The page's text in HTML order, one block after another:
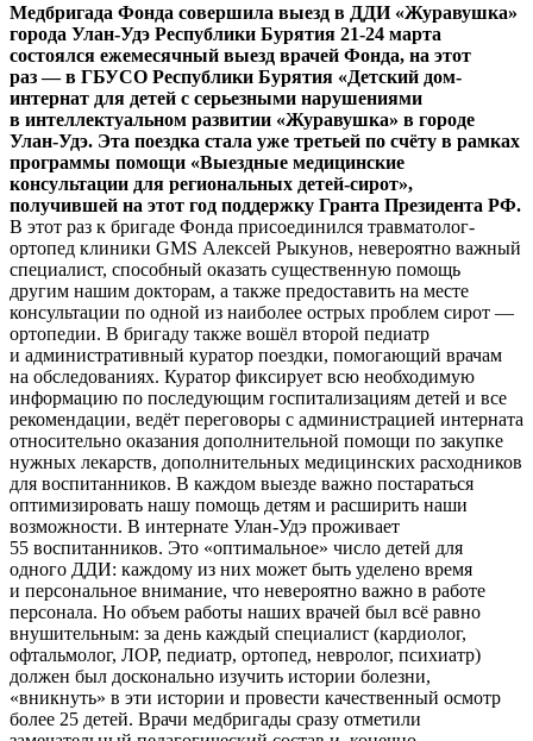
Медбригада Фонда совершила выезд в ДДИ «Журавушка»
города Улан-Удэ Республики Бурятия 21-24 марта
состоялся ежемесячный выезд врачей Фонда, на этот
раз — в ГБУСО Республики Бурятия «Детский дом-
интернат для детей с серьезными нарушениями
в интеллектуальном развитии «Журавушка» в городе
Улан-Удэ. Эта поездка стала уже третьей по счёту в рамках
программы помощи «Выездные медицинские
консультации для региональных детей-сирот»,
получившей на этот год поддержку Гранта Президента РФ.
В этот раз к бригаде Фонда присоединился травматолог-
ортопед клиники GMS Алексей Рыкунов, невероятно важный
специалист, способный оказать существенную помощь
другим нашим докторам, а также предоставить на месте
консультации по одной из наиболее острых проблем сирот —
ортопедии. В бригаду также вошёл второй педиатр
и административный куратор поездки, помогающий врачам
на обследованиях. Куратор фиксирует всю необходимую
информацию по последующим госпитализациям детей и все
рекомендации, ведёт переговоры с администрацией интерната
относительно оказания дополнительной помощи по закупке
нужных лекарств, дополнительных медицинских расходников
для воспитанников. В каждом выезде важно постараться
оптимизировать нашу помощь детям и расширить наши
возможности. В интернате Улан-Удэ проживает
55 воспитанников. Это «оптимальное» число детей для
одного ДДИ: каждому из них может быть уделено время
и персональное внимание, что невероятно важно в работе
персонала. Но объем работы наших врачей был всё равно
внушительным: за день каждый специалист (кардиолог,
офтальмолог, ЛОР, педиатр, ортопед, невролог, психиатр)
должен был досконально изучить истории болезни,
«вникнуть» в эти истории и провести качественный осмотр
более 25 детей. Врачи медбригады сразу отметили